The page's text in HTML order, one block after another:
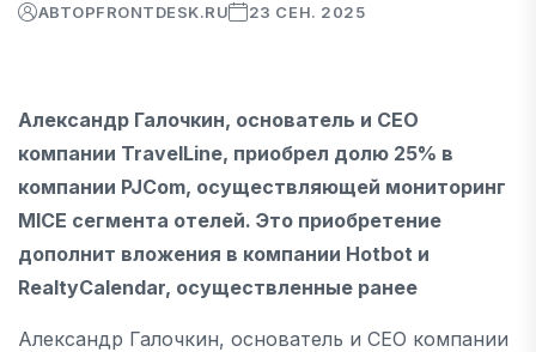
АВТОРFRONTDESK.RU 23 СЕН. 2025
Александр Галочкин, основатель и CEO
компании TravelLine, приобрел долю 25% в
компании PJCom, осуществляющей мониторинг
MICE сегмента отелей. Это приобретение
дополнит вложения в компании Hotbot и
RealtyCalendar, осуществленные ранее
Александр Галочкин, основатель и CEO компании